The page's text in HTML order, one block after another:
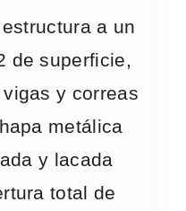
a un
de superficie,
y correas
metálica
y lacada
total de